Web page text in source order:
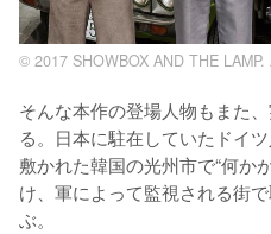
© 2017 SHOWBOX AND THE
そんな本作の登場人物もまた
る。日本に駐在していたドイ
敷かれた韓国の光州市で“何か
け、軍によって監視される街
ぶ。